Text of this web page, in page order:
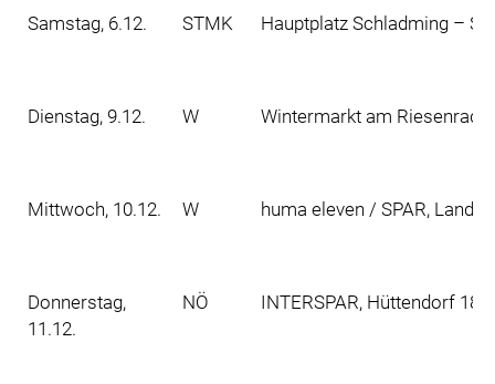
Samstag, 6.12. STMK Hauptplatz Schladming –
Dienstag, 9.12. W Wintermarkt am
Mittwoch, 10.12. W huma eleven / SPAR,
Donnerstag,
11.12.
NÖ INTERSPAR, Hüttendorf